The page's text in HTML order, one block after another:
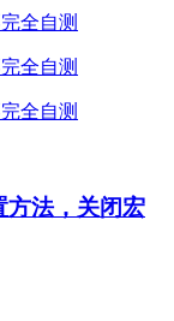
方法，关闭宏